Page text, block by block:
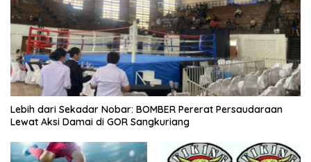
Lebih dari Sekadar Nobar: BOMBER Pererat Persaudaraan
Lewat Aksi Damai di GOR Sangkuriang